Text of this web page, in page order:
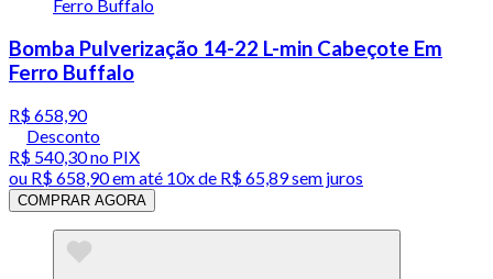
Bomba Pulverização 14-22 L-min Cabeçote Em
Ferro Buffalo
R$ 658,90
Desconto
R$ 540,30no PIX
ou R$ 658,90em até 10x de R$ 65,89 sem juros
COMPRAR AGORA